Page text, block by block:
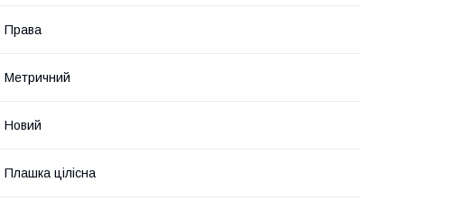
Права
Метричний
Новий
Плашка цілісна